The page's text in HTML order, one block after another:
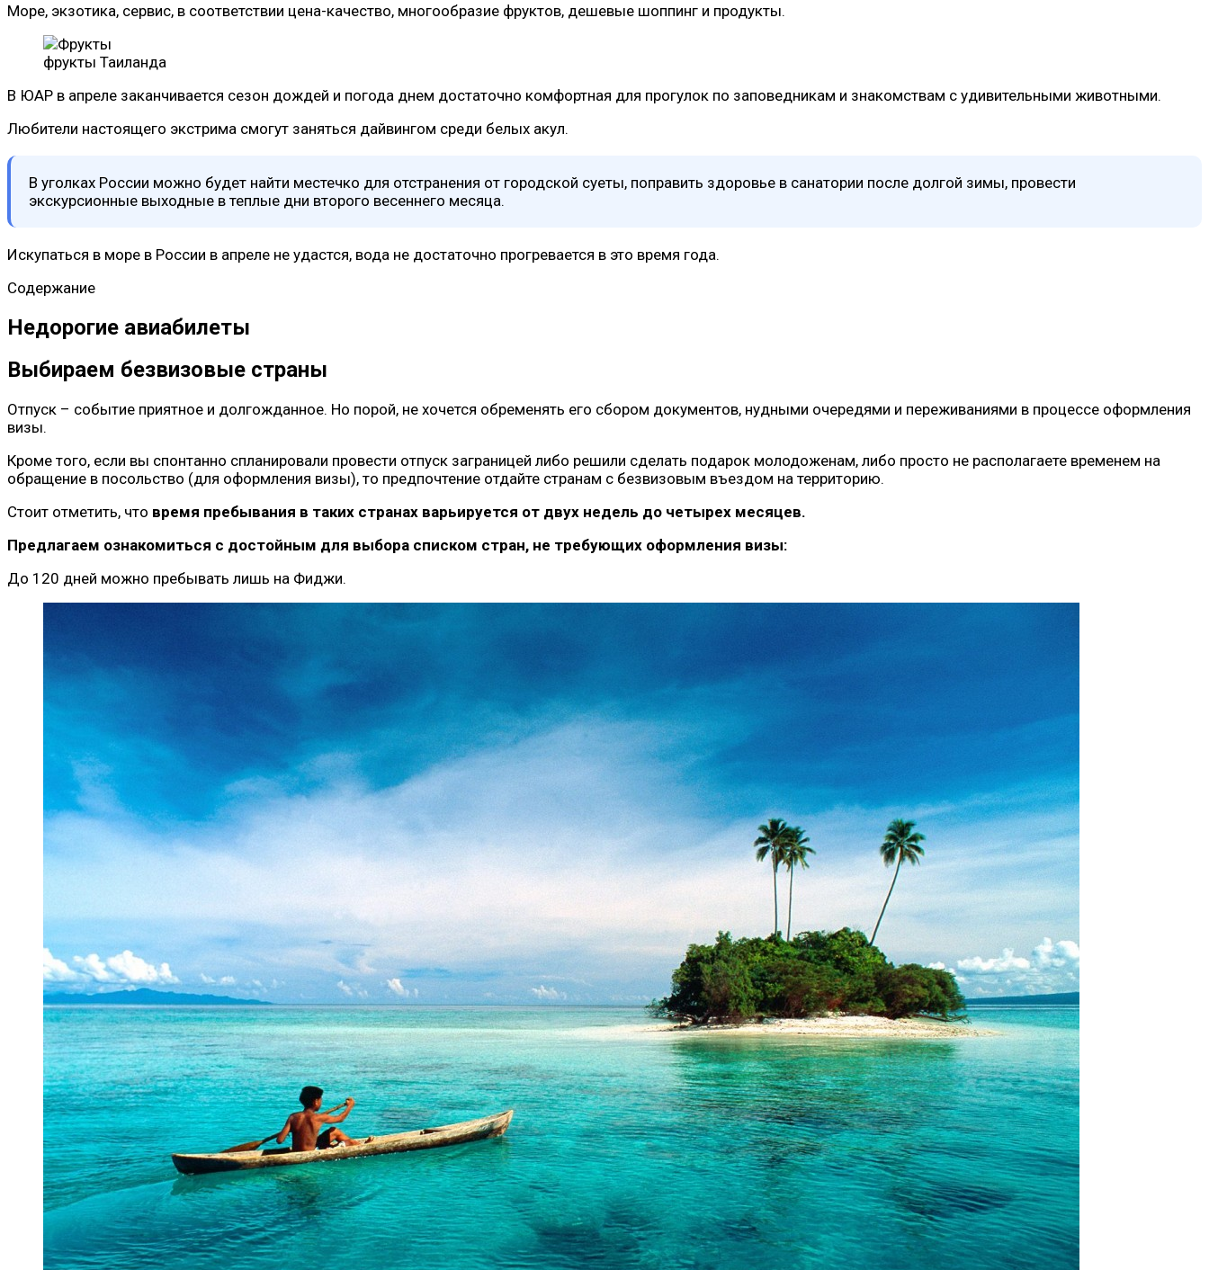
Море, экзотика, сервис, в соответствии цена-качество, многообразие фруктов, дешевые шоппинг и продукты.
фрукты Таиланда
В ЮАР в апреле заканчивается сезон дождей и погода днем достаточно комфортная для прогулок по заповедникам и знакомствам с удивительными животными.
Любители настоящего экстрима смогут заняться дайвингом среди белых акул.
В уголках России можно будет найти местечко для отстранения от городской суеты, поправить здоровье в санатории после долгой зимы, провести
экскурсионные выходные в теплые дни второго весеннего месяца.
Искупаться в море в России в апреле не удастся, вода не достаточно прогревается в это время года.
Содержание
Недорогие авиабилеты
Выбираем безвизовые страны
Отпуск – событие приятное и долгожданное. Но порой, не хочется обременять его сбором документов, нудными очередями и переживаниями в процессе оформления
визы.
Кроме того, если вы спонтанно спланировали провести отпуск заграницей либо решили сделать подарок молодоженам, либо просто не располагаете временем на
обращение в посольство (для оформления визы), то предпочтение отдайте странам с безвизовым въездом на территорию.
Стоит отметить, что время пребывания в таких странах варьируется от двух недель до четырех месяцев.
Предлагаем ознакомиться с достойным для выбора списком стран, не требующих оформления визы:
До 120 дней можно пребывать лишь на Фиджи.